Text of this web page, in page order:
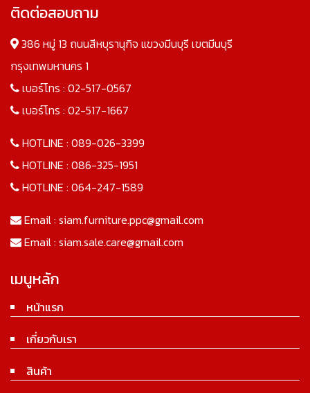
ติดต่อสอบถาม
386 หมู่ 13 ถนนสีหบุรานุกิจ แขวงมีนบุรี เขตมีนบุรี
กรุงเทพมหานคร 1
เบอร์โทร : 02-517-0567
เบอร์โทร : 02-517-1667
HOTLINE : 089-026-3399
HOTLINE : 086-325-1951
HOTLINE : 064-247-1589
Email : siam.furniture.ppc@gmail.com
Email : siam.sale.care@gmail.com
เมนูหลัก
หน้าแรก
เกี่ยวกับเรา
สินค้า